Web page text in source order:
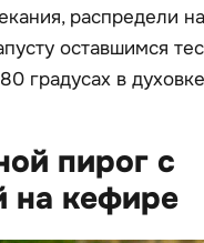
распредели
оставшимся
градусах в
пирог с
на кефире